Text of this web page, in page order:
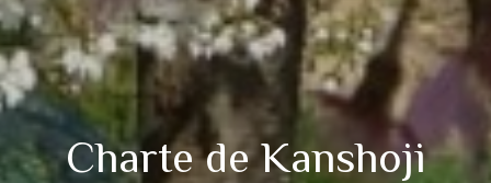
Charte de Kanshoji